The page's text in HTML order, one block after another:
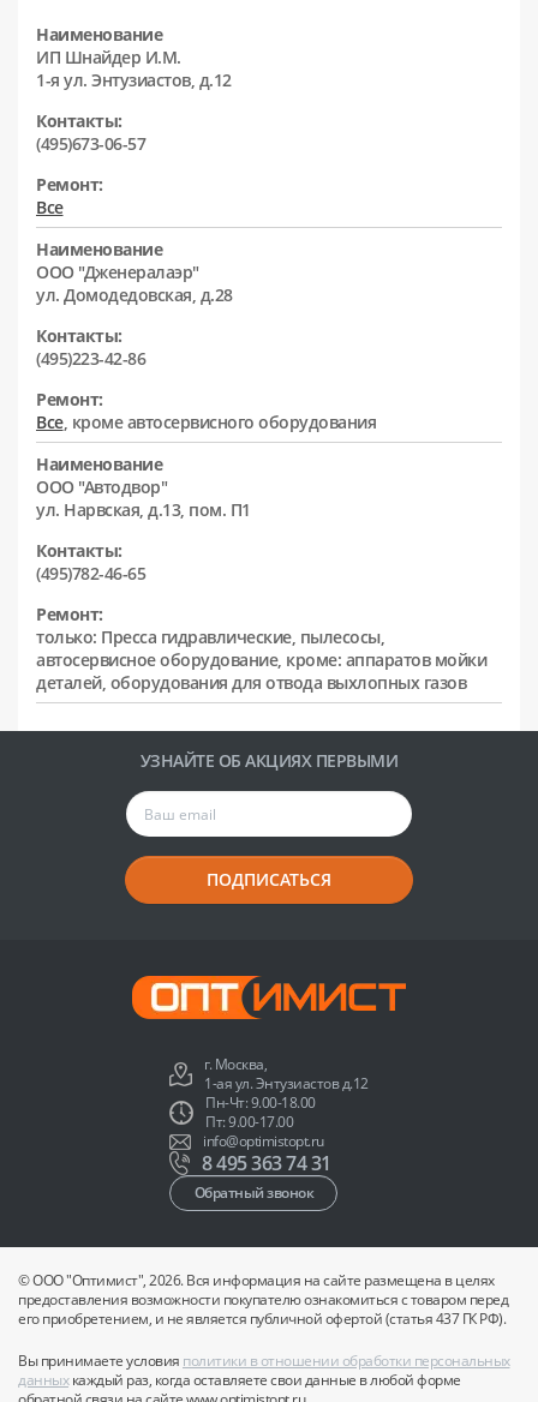
Наименование
ИП Шнайдер И.М.
1-я ул. Энтузиастов, д.12
Контакты:
(495)673-06-57
Ремонт:
Все
Наименование
ООО "Дженералаэр"
ул. Домодедовская, д.28
Контакты:
(495)223-42-86
Ремонт:
Все, кроме автосервисного оборудования
Наименование
ООО "Автодвор"
ул. Нарвская, д.13, пом. П1
Контакты:
(495)782-46-65
Ремонт:
только: Пресса гидравлические, пылесосы,
автосервисное оборудование, кроме: аппаратов мойки
деталей, оборудования для отвода выхлопных газов
УЗНАЙТЕ ОБ АКЦИЯХ ПЕРВЫМИ
ПОДПИСАТЬСЯ
г. Москва,
1-ая ул. Энтузиастов д.12
Пн-Чт: 9.00-18.00
Пт: 9.00-17.00
info@optimistopt.ru
8 495 363 74 31
Обратный звонок
© ООО "Оптимист", 2026. Вся информация на сайте размещена в целях
предоставления возможности покупателю ознакомиться с товаром перед
его приобретением, и не является публичной офертой (статья 437 ГК РФ).
Вы принимаете условия политики в отношении обработки персональных
данныхкаждый раз, когда оставляете свои данные в любой форме